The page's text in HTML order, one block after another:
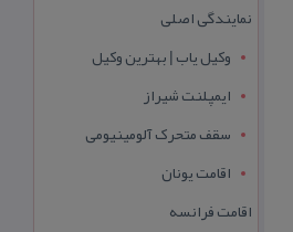
نمایندگی اصلی
وکیل یاب | بهترین وکیل
ایمپلنت شیراز
سقف متحرک آلومینیومی
اقامت یونان
اقامت فرانسه